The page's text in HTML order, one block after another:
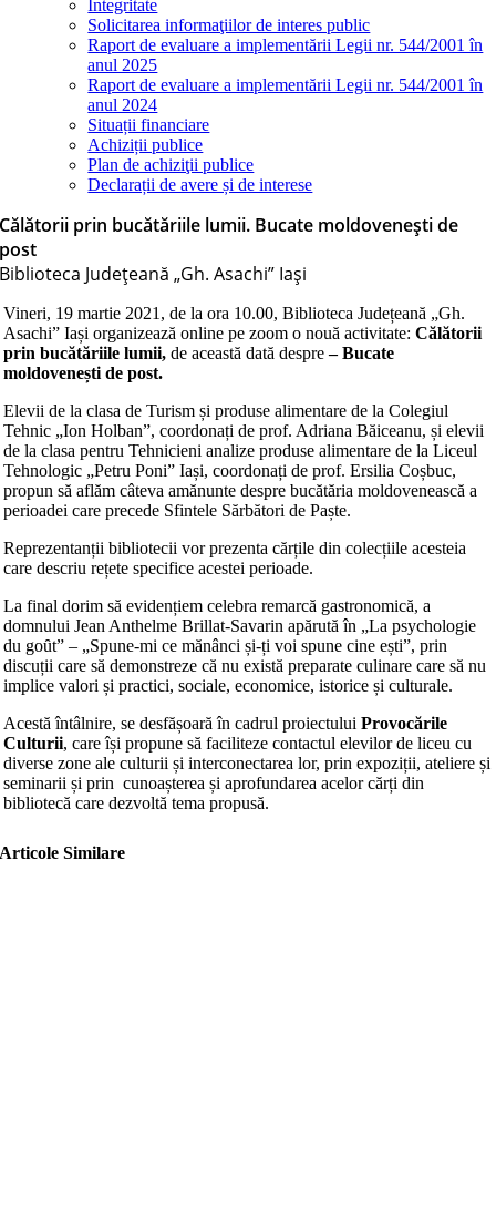
Integritate
Solicitarea informaţiilor de interes public
Raport de evaluare a implementării Legii nr. 544/2001 în
anul 2025
Raport de evaluare a implementării Legii nr. 544/2001 în
anul 2024
Situații financiare
Achiziții publice
Plan de achiziţii publice
Declarații de avere și de interese
Călătorii prin bucătăriile lumii. Bucate moldovenești de
post
Biblioteca Judeţeană „Gh. Asachi” Iaşi
Vineri, 19 martie 2021, de la ora 10.00, Biblioteca Județeană „Gh.
Asachi” Iași organizează online pe zoom o nouă activitate: Călătorii
prin bucătăriile lumii, de această dată despre– Bucate
moldovenești de post.
Elevii de la clasa de Turism și produse alimentare de la Colegiul
Tehnic „Ion Holban”, coordonați de prof. Adriana Băiceanu, și elevii
de la clasa pentru Tehnicieni analize produse alimentare de la Liceul
Tehnologic „Petru Poni” Iași, coordonați de prof. Ersilia Coșbuc,
propun să aflăm câteva amănunte despre bucătăria moldovenească a
perioadei care precede Sfintele Sărbători de Paște.
Reprezentanții bibliotecii vor prezenta cărțile din colecțiile acesteia
care descriu rețete specifice acestei perioade.
La final dorim să evidențiem celebra remarcă gastronomică, a
domnului Jean Anthelme Brillat-Savarin apărută în „La psychologie
du goȗt” – „Spune-mi ce mănânci și-ți voi spune cine ești”, prin
discuții care să demonstreze că nu există preparate culinare care să nu
implice valori și practici, sociale, economice, istorice și culturale.
Acestă întâlnire, se desfășoară în cadrul proiectului Provocările
Culturii, care își propune să faciliteze contactul elevilor de liceu cu
diverse zone ale culturii și interconectarea lor, prin expoziții, ateliere și
seminarii și prin cunoașterea și aprofundarea acelor cărți din
bibliotecă care dezvoltă tema propusă.
Articole Similare